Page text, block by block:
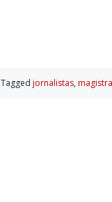
Tagged jornalistas,